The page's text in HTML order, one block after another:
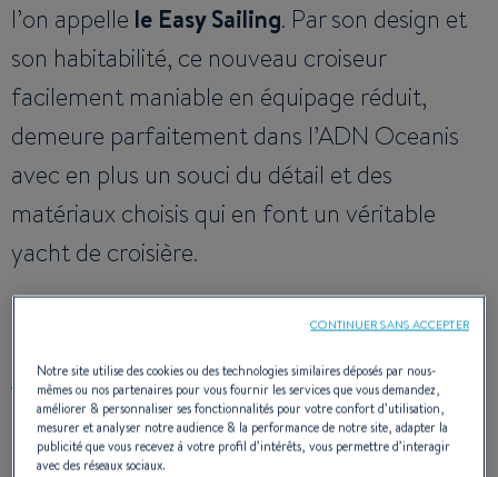
l’on appelle le Easy Sailing. Par son design et
son habitabilité, ce nouveau croiseur
facilement maniable en équipage réduit,
demeure parfaitement dans l’ADN Oceanis
avec en plus un souci du détail et des
matériaux choisis qui en font un véritable
yacht de croisière.
ARCHITECTE NAVAL :BISCONTINI YACHT DESIGN
DESIGN INTÉRIEUR & EXTÉRIEUR :LORENZO ARGENTO
Notre site utilise des cookies ou des technologies similaires déposés par nous-
mêmes ou nos partenaires pour vous fournir les services que vous demandez,
améliorer & personnaliser ses fonctionnalités pour votre confort d’utilisation,
mesurer et analyser notre audience & la performance de notre site, adapter la
publicité que vous recevez à votre profil d’intérêts, vous permettre d’interagir
avec des réseaux sociaux.
CONTINUER SANS ACCEPTER